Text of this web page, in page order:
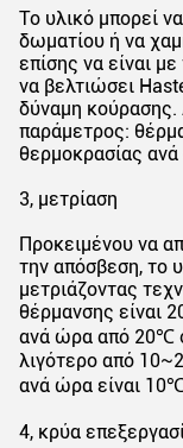
Το υλικό μπορεί
δωματίου ή να
επίσης να είναι
να βελτιώσει
δύναμη κούρασης.
παράμετρος:
θερμοκρασίας
3, μετρίαση
Προκειμένου να
την απόσβεση, το
μετριάζοντας
θέρμανσης είναι
ανά ώρα από 20℃
λιγότερο από
ανά ώρα είναι
4, κρύα